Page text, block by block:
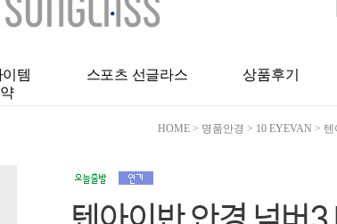
템 스포츠 선글라스
상품후기
HOME > 명품안경 > 10 EYEVAN > 텐